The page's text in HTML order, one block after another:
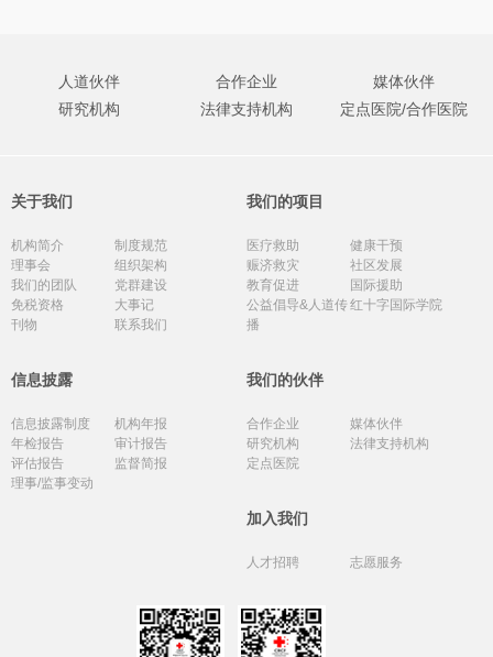
人道伙伴 合作企业
媒体伙伴
研究机构
法律支持机构 定点医院/合作医院
关于我们
机构简介
制度规范
理事会
组织架构
我们的团队
党群建设
免税资格
大事记
刊物
联系我们
我们的项目
医疗救助
健康干预
赈济救灾
社区发展
教育促进
国际援助
公益倡导&人道传
播
红十字国际学院
信息披露
信息披露制度
机构年报
年检报告
审计报告
评估报告
监督简报
理事/监事变动
我们的伙伴
合作企业
媒体伙伴
研究机构
法律支持机构
定点医院
加入我们
人才招聘 志愿服务